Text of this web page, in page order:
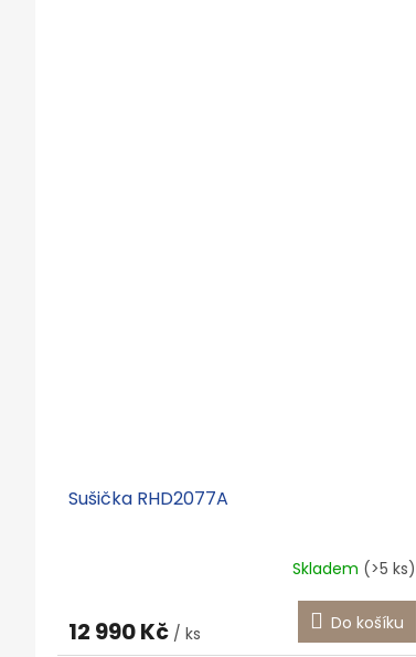
Sušička RHD2077A
Skladem (>5 ks)
12 990 Kč / ks Do košíku